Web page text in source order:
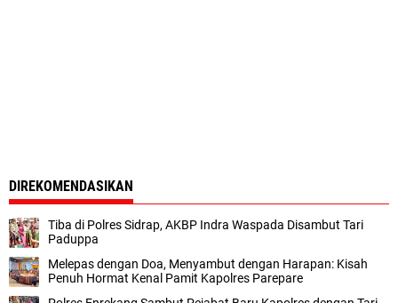
DIREKOMENDASIKAN
Tiba di Polres Sidrap, AKBP Indra Waspada Disambut Tari
Paduppa
Melepas dengan Doa, Menyambut dengan Harapan: Kisah
Penuh Hormat Kenal Pamit Kapolres Parepare